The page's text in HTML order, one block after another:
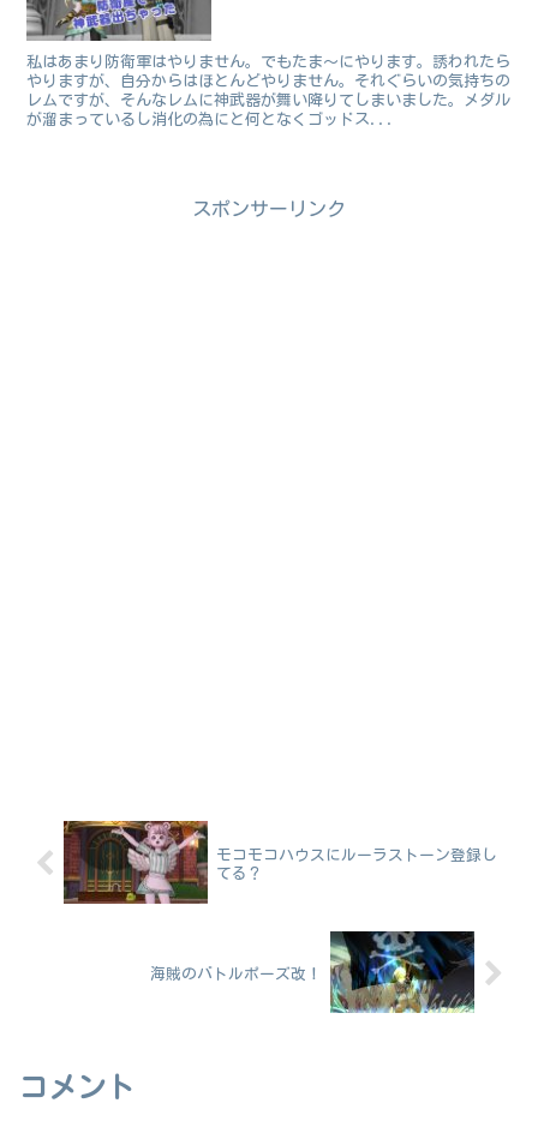
私はあまり防衛軍はやりません。でもたま～にやります。誘われたら
やりますが、自分からはほとんどやりません。それぐらいの気持ちの
レムですが、そんなレムに神武器が舞い降りてしまいました。メダル
が溜まっているし消化の為にと何となくゴッドス...
スポンサーリンク
モコモコハウスにルーラストーン登録し
てる？
海賊のバトルポーズ改！
コメント